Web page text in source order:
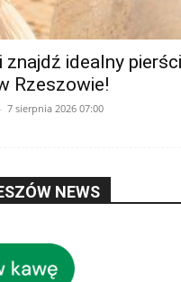
znajdź idealny
Rzeszowie!
- 7 sierpnia 2026 07:00
NEWS